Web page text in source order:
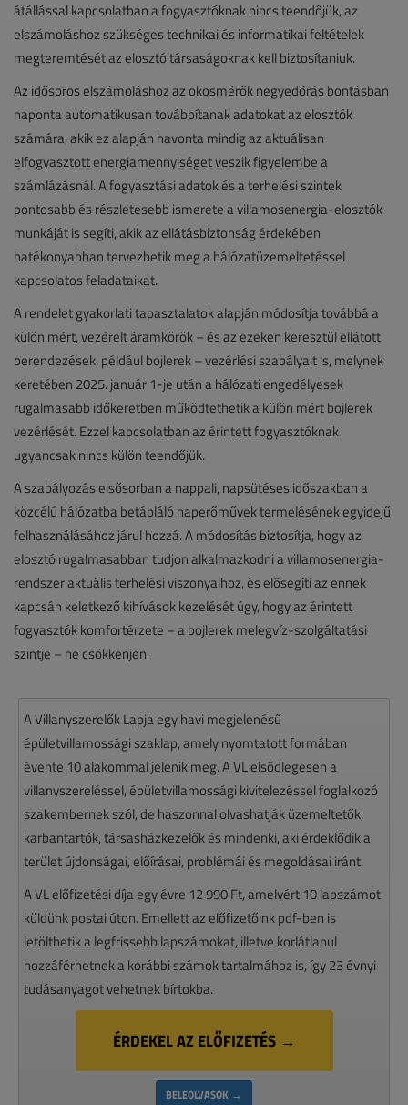
átállással kapcsolatban a fogyasztóknak nincs teendőjük, az
elszámoláshoz szükséges technikai és informatikai feltételek
megteremtését az elosztó társaságoknak kell biztosítaniuk.
Az idősoros elszámoláshoz az okosmérők negyedórás bontásban
naponta automatikusan továbbítanak adatokat az elosztók
számára, akik ez alapján havonta mindig az aktuálisan
elfogyasztott energiamennyiséget veszik figyelembe a
számlázásnál. A fogyasztási adatok és a terhelési szintek
pontosabb és részletesebb ismerete a villamosenergia-elosztók
munkáját is segíti, akik az ellátásbiztonság érdekében
hatékonyabban tervezhetik meg a hálózatüzemeltetéssel
kapcsolatos feladataikat.
A rendelet gyakorlati tapasztalatok alapján módosítja továbbá a
külön mért, vezérelt áramkörök – és az ezeken keresztül ellátott
berendezések, például bojlerek – vezérlési szabályait is, melynek
keretében 2025. január 1-je után a hálózati engedélyesek
rugalmasabb időkeretben működtethetik a külön mért bojlerek
vezérlését. Ezzel kapcsolatban az érintett fogyasztóknak
ugyancsak nincs külön teendőjük.
A szabályozás elsősorban a nappali, napsütéses időszakban a
közcélú hálózatba betápláló naperőművek termelésének egyidejű
felhasználásához járul hozzá. A módosítás biztosítja, hogy az
elosztó rugalmasabban tudjon alkalmazkodni a villamosenergia-
rendszer aktuális terhelési viszonyaihoz, és elősegíti az ennek
kapcsán keletkező kihívások kezelését úgy, hogy az érintett
fogyasztók komfortérzete – a bojlerek melegvíz-szolgáltatási
szintje – ne csökkenjen.
A Villanyszerelők Lapja egy havi megjelenésű
épületvillamossági szaklap, amely nyomtatott formában
évente 10 alakommal jelenik meg. A VL elsődlegesen a
villanyszereléssel, épületvillamossági kivitelezéssel foglalkozó
szakembernek szól, de haszonnal olvashatják üzemeltetők,
karbantartók, társasházkezelők és mindenki, aki érdeklődik a
terület újdonságai, előírásai, problémái és megoldásai iránt.
A VL előfizetési díja egy évre 12 990 Ft, amelyért 10 lapszámot
küldünk postai úton. Emellett az előfizetőink pdf-ben is
letölthetik a legfrissebb lapszámokat, illetve korlátlanul
hozzáférhetnek a korábbi számok tartalmához is, így 23 évnyi
tudásanyagot vehetnek bírtokba.
ÉRDEKEL AZ ELŐFIZETÉS →
BELEOLVASOK →